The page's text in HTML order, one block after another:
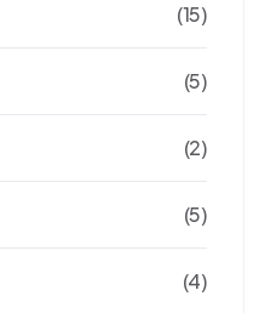
(15)
(5)
(2)
(5)
(4)